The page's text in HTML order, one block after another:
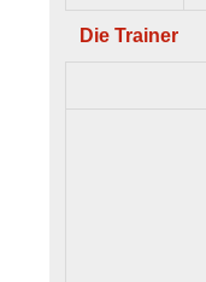
Die Trainer